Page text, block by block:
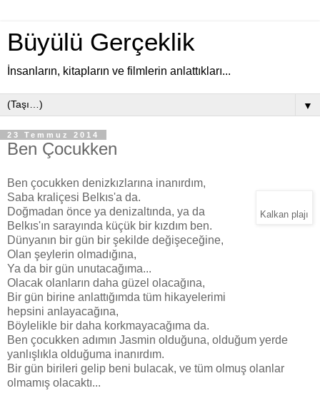
Büyülü Gerçeklik
İnsanların, kitapların ve filmlerin anlattıkları...
▼
23 Temmuz 2014
Ben Çocukken
Ben çocukken denizkızlarına inanırdım,
Kalkan plajı
Saba kraliçesi Belkıs'a da.
Doğmadan önce ya denizaltında, ya da
Belkıs'ın sarayında küçük bir kızdım ben.
Dünyanın bir gün bir şekilde değişeceğine,
Olan şeylerin olmadığına,
Ya da bir gün unutacağıma...
Olacak olanların daha güzel olacağına,
Bir gün birine anlattığımda tüm hikayelerimi
hepsini anlayacağına,
Böylelikle bir daha korkmayacağıma da.
Ben çocukken adımın Jasmin olduğuna, olduğum yerde
yanlışlıkla olduğuma inanırdım.
Bir gün birileri gelip beni bulacak, ve tüm olmuş olanlar
olmamış olacaktı...